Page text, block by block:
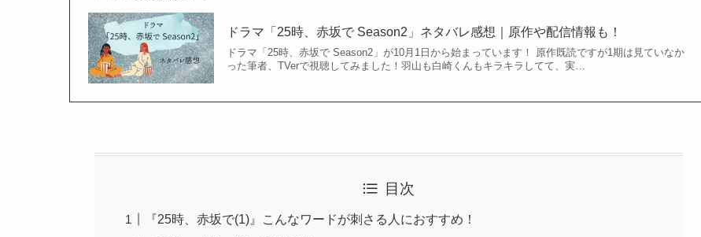
ドラマ「25時、赤坂で Season2」ネタバレ感想｜原作や配信情報も！
ドラマ「25時、赤坂で Season2」が10月1日から始まっています！ 原作既読ですが1期は見ていなか
った筆者、TVerで視聴してみました！羽山も白崎くんもキラキラしてて、実…
目次
『25時、赤坂で(1)』こんなワードが刺さる人におすすめ！